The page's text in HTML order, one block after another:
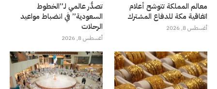
معالم المملكة تتوشح أعلام
اتفاقية مكة للدفاع المشترك
أغسطس 8, 2026
تصدُّر عالمي لـ”الخطوط
السعودية” في انضباط مواعيد
الرحلات
أغسطس 8, 2026